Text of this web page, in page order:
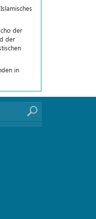
der
der
in